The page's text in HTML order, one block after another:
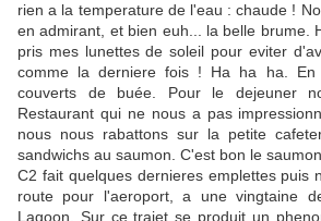
rien a la temperature de l'eau : chaude !
en admirant, et bien euh... la belle brume.
pris mes lunettes de soleil pour eviter
comme la derniere fois ! Ha ha ha. En
couverts de buée. Pour le dejeuner
Restaurant qui ne nous a pas
nous nous rabattons sur la petite
sandwichs au saumon. C'est bon le
C2 fait quelques dernieres emplettes puis
route pour l'aeroport, a une vingtaine
Lagoon. Sur ce trajet se produit un